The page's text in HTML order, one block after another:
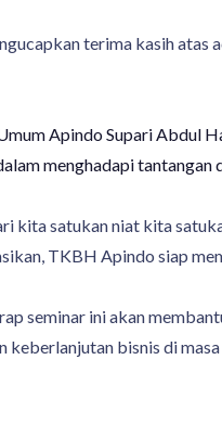
terima kasih atas
Apindo Supari Abdul
menghadapi tantangan
kita satukan niat kita
TKBH Apindo siap
seminar ini akan
keberlanjutan bisnis di masa